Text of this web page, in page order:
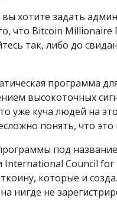
вы хотите задать
что Bitcoin
так, либо до
программа
высокоточных
уже куча людей на
понять, что это
под
International Council for
которые и
нигде не